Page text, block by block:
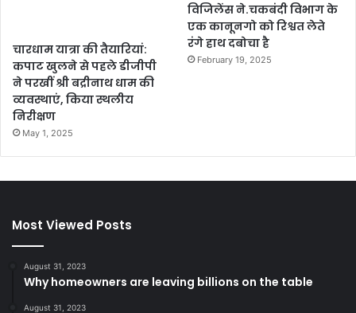
चारधाम यात्रा की तैयारियां:
कपाट खुलने से पहले डीजीपी
ने परखीं श्री बद्रीनाथ धाम की
व्यवस्थाएं, किया स्थलीय
निरीक्षण
May 1, 2025
विजिलेंस ने.चकबंदी विभाग के
एक कानूनगो को रिश्वत लेते
रंगे हाथ दबोचा है
February 19, 2025
Most Viewed Posts
August 31, 2023
Why homeowners are leaving billions on the table
August 31, 2023